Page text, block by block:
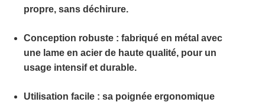
propre, sans déchirure.
Conception robuste : fabriqué en métal avec
une lame en acier de haute qualité, pour un
usage intensif et durable.
Utilisation facile : sa poignée ergonomique